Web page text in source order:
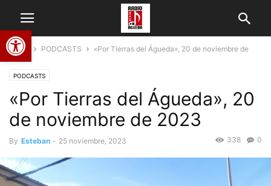
Abrir barra de herramientas
Home PODCASTS
«Por Tierras del Águeda», 20 de noviembre de
2023
PODCASTS
«Por Tierras del Águeda», 20
de noviembre de 2023
By Esteban - 25 noviembre, 2023 0
338